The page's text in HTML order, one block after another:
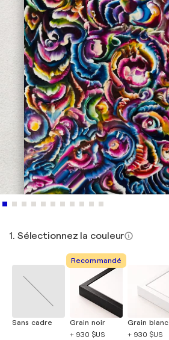
1. Sélectionnez la couleur
Sans cadre
Recommandé
Grain noir
+ 930 $US
Grain blanc
+ 930 $US